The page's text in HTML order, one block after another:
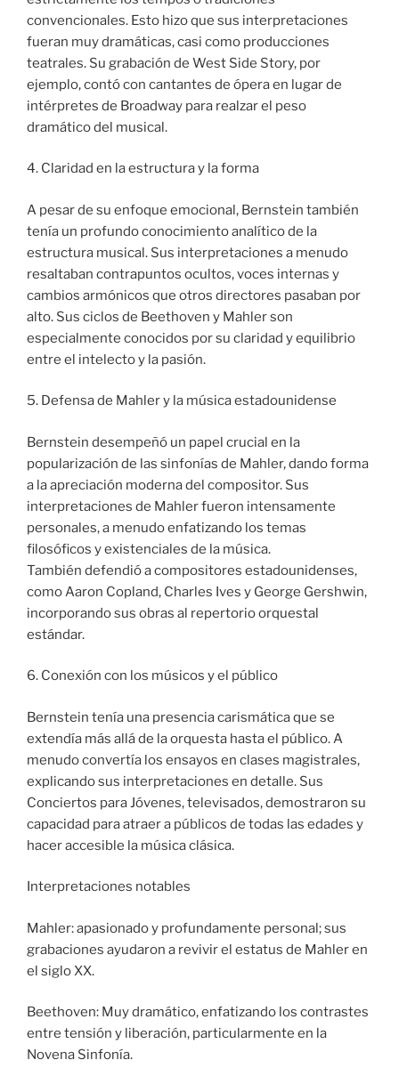
convencionales. Esto hizo que sus interpretaciones
fueran muy dramáticas, casi como producciones
teatrales. Su grabación de West Side Story, por
ejemplo, contó con cantantes de ópera en lugar de
intérpretes de Broadway para realzar el peso
dramático del musical.
4. Claridad en la estructura y la forma
A pesar de su enfoque emocional, Bernstein también
tenía un profundo conocimiento analítico de la
estructura musical. Sus interpretaciones a menudo
resaltaban contrapuntos ocultos, voces internas y
cambios armónicos que otros directores pasaban por
alto. Sus ciclos de Beethoven y Mahler son
especialmente conocidos por su claridad y equilibrio
entre el intelecto y la pasión.
5. Defensa de Mahler y la música estadounidense
Bernstein desempeñó un papel crucial en la
popularización de las sinfonías de Mahler, dando forma
a la apreciación moderna del compositor. Sus
interpretaciones de Mahler fueron intensamente
personales, a menudo enfatizando los temas
filosóficos y existenciales de la música.
También defendió a compositores estadounidenses,
como Aaron Copland, Charles Ives y George Gershwin,
incorporando sus obras al repertorio orquestal
estándar.
6. Conexión con los músicos y el público
Bernstein tenía una presencia carismática que se
extendía más allá de la orquesta hasta el público. A
menudo convertía los ensayos en clases magistrales,
explicando sus interpretaciones en detalle. Sus
Conciertos para Jóvenes, televisados, demostraron su
capacidad para atraer a públicos de todas las edades y
hacer accesible la música clásica.
Interpretaciones notables
Mahler: apasionado y profundamente personal; sus
grabaciones ayudaron a revivir el estatus de Mahler en
el siglo XX.
Beethoven: Muy dramático, enfatizando los contrastes
entre tensión y liberación, particularmente en la
Novena Sinfonía.